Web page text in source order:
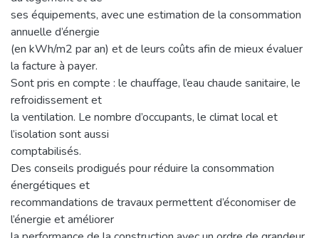
ses équipements, avec une estimation de la consommation
annuelle d’énergie
(en kWh/m2 par an) et de leurs coûts afin de mieux évaluer
la facture à payer.
Sont pris en compte : le chauffage, l’eau chaude sanitaire, le
refroidissement et
la ventilation. Le nombre d’occupants, le climat local et
l’isolation sont aussi
comptabilisés.
Des conseils prodigués pour réduire la consommation
énergétiques et
recommandations de travaux permettent d’économiser de
l’énergie et améliorer